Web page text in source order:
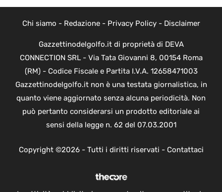
Chi siamo - Redazione- Privacy Policy- Disclaimer
Gazzettinodelgolfo.it di proprietà di DEVA
CONNECTION SRL - Via Tata Giovanni 8, 00154 Roma
(RM) - Codice Fiscale e Partita I.V.A. 12658471003
Gazzettinodelgolfo.it non è una testata giornalistica, in
quanto viene aggiornato senza alcuna periodicità. Non
può pertanto considerarsi un prodotto editoriale ai
sensi della legge n. 62 del 07.03.2001
Copyright ©2026 - Tutti i diritti riservati - Contattaci